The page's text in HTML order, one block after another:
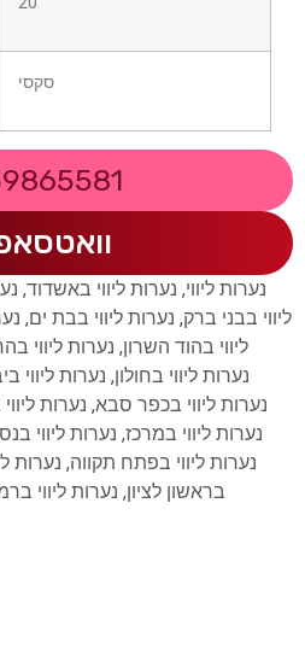
סקסי
נערות ליווי, נערות ליווי באשדוד,
ליווי בבני ברק, נערות ליווי בבת ים,
ליווי בהוד השרון, נערות ליווי
נערות ליווי בחולון, נערות ליווי
נערות ליווי בכפר סבא, נערות
נערות ליווי במרכז, נערות ליווי
נערות ליווי בפתח תקווה, נערות
בראשון לציון, נערות ליווי